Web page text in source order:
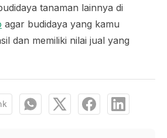
tanaman lainnya di
agar budidaya yang kamu
dan memiliki nilai jual yang